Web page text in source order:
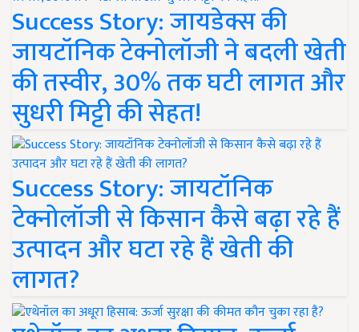
Success Story: जायडेक्स की
जायटॉनिक टेक्नोलॉजी ने बदली खेती
की तस्वीर, 30% तक घटी लागत और
सुधरी मिट्टी की सेहत!
Success Story: जायटॉनिक
टेक्नोलॉजी से किसान कैसे बढ़ा रहे हैं
उत्पादन और घटा रहे हैं खेती की
लागत?